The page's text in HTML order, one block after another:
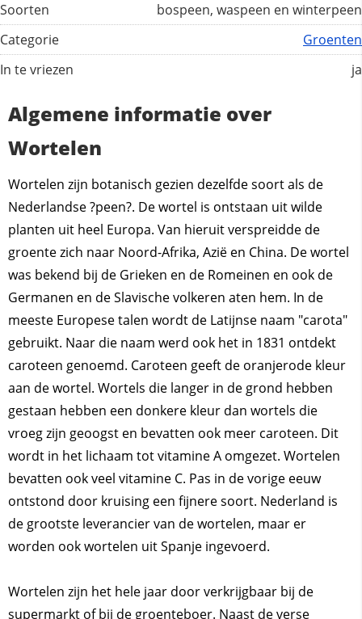
bospeen, waspeen en winterpeen
Soorten
Groenten
Categorie
ja
In te vriezen
Algemene informatie over
Wortelen
Wortelen zijn botanisch gezien dezelfde soort als de
Nederlandse ?peen?. De wortel is ontstaan uit wilde
planten uit heel Europa. Van hieruit verspreidde de
groente zich naar Noord-Afrika, Azië en China. De wortel
was bekend bij de Grieken en de Romeinen en ook de
Germanen en de Slavische volkeren aten hem. In de
meeste Europese talen wordt de Latijnse naam "carota"
gebruikt. Naar die naam werd ook het in 1831 ontdekt
caroteen genoemd. Caroteen geeft de oranjerode kleur
aan de wortel. Wortels die langer in de grond hebben
gestaan hebben een donkere kleur dan wortels die
vroeg zijn geoogst en bevatten ook meer caroteen. Dit
wordt in het lichaam tot vitamine A omgezet. Wortelen
bevatten ook veel vitamine C. Pas in de vorige eeuw
ontstond door kruising een fijnere soort. Nederland is
de grootste leverancier van de wortelen, maar er
worden ook wortelen uit Spanje ingevoerd.
Wortelen zijn het hele jaar door verkrijgbaar bij de
supermarkt of bij de groenteboer. Naast de verse